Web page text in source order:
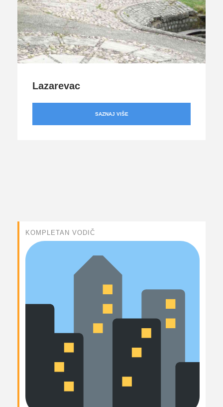
Lazarevac
SAZNAJ VIŠE
KOMPLETAN VODIČ